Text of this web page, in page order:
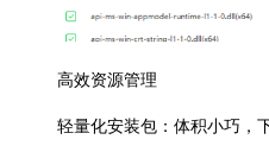
高效资源管理
轻量化安装包：体积小巧，